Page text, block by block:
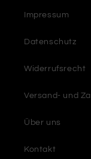
Impressum
Datenschutz
Widerrufsrecht
Versand- und
Über uns
Kontakt